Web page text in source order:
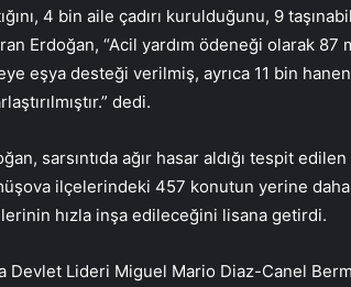
4 bin aile çadırı kurulduğunu, 9
Erdoğan, “Acil yardım ödeneği olarak
eşya desteği verilmiş, ayrıca 11 bin
dedi.
sarsıntıda ağır hasar aldığı tespit
ilçelerindeki 457 konutun yerine
hızla inşa edileceğini lisana getirdi.
Devlet Lideri Miguel Mario Diaz-Canel